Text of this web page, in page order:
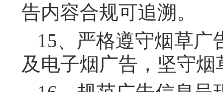
告内容合规可追溯。
15、严格遵守烟草
及电子烟广告，坚守